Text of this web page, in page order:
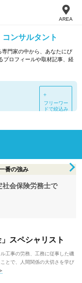
AREA
ンサルタント
門家の中から、あなたにぴ
プロフィールや取材記事、経
＋
フリーワー
ドで絞込み
番の強み
社会保険労務士で
スペシャリスト
工事の労務、工務に従事した磯
とで、人間関係の大切さを学び